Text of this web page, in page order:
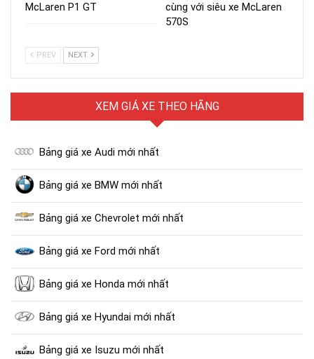
McLaren P1 GT
cùng với siêu xe McLaren
570S
PREV NEXT
XEM GIÁ XE THEO HÃNG
Bảng giá xe Audi mới nhất
Bảng giá xe BMW mới nhất
Bảng giá xe Chevrolet mới nhất
Bảng giá xe Ford mới nhất
Bảng giá xe Honda mới nhất
Bảng giá xe Hyundai mới nhất
Bảng giá xe Isuzu mới nhất